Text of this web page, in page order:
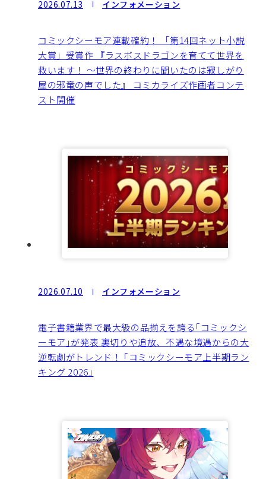
コミックシーモア連載確約！ 「第14回ネット小説
大賞」受賞作 『ラスボスドラゴンを育てて世界を
救います！ 〜世界の終わりに聞いたのは寂しがり
屋の邪竜の声でした』 コミカライズ作画者コンテ
スト開催
2026.07.13 インフォメーション
電子書籍業界で最大級の品揃えを誇る｢コミックシ
ーモア｣が発表 裏切りや追放、不遇な境遇からの大
逆転劇がトレンド！ ｢コミックシーモア上半期ラン
キング 2026｣
2026.07.10 インフォメーション